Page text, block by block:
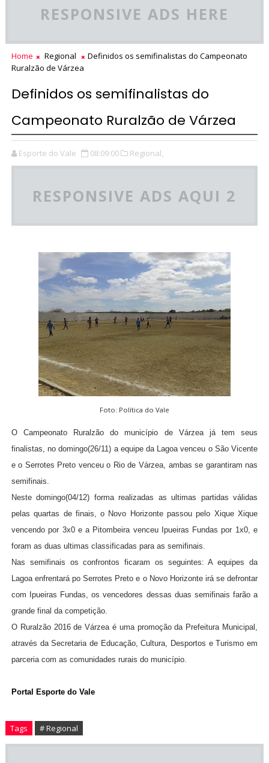
RESPONSIVE ADS HERE
Home Regional
Definidos os semifinalistas do Campeonato
Ruralzão de Várzea
Definidos os semifinalistas do
Campeonato Ruralzão de Várzea
Esporte do Vale 08:09:00 Regional,
RESPONSIVE ADS AQUI 2
Foto: Política do Vale
O Campeonato Ruralzão do município de Várzea já tem seus
finalistas, no domingo(26/11) a equipe da Lagoa venceu o São Vicente
e o Serrotes Preto venceu o Rio de Várzea, ambas se garantiram nas
semifinais.
Neste domingo(04/12) forma realizadas as ultimas partidas válidas
pelas quartas de finais, o Novo Horizonte passou pelo Xique Xique
vencendo por 3x0 e a Pitombeira venceu Ipueiras Fundas por 1x0, e
foram as duas ultimas classificadas para as semifinais.
Nas semifinais os confrontos ficaram os seguintes: A equipes da
Lagoa enfrentará po Serrotes Preto e o Novo Horizonte irá se defrontar
com Ipueiras Fundas, os vencedores dessas duas semifinais farão a
grande final da competição.
O Ruralzão 2016 de Várzea é uma promoção da Prefeitura Municipal,
através da Secretaria de Educação, Cultura, Desportos e Turismo em
parceria com as comunidades rurais do município.
Portal Esporte do Vale
Tags # Regional